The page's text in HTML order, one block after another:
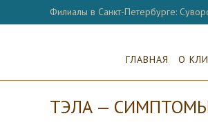
Филиалы в Санкт-Петербурге:
ГЛАВНАЯ О
ТЭЛА —